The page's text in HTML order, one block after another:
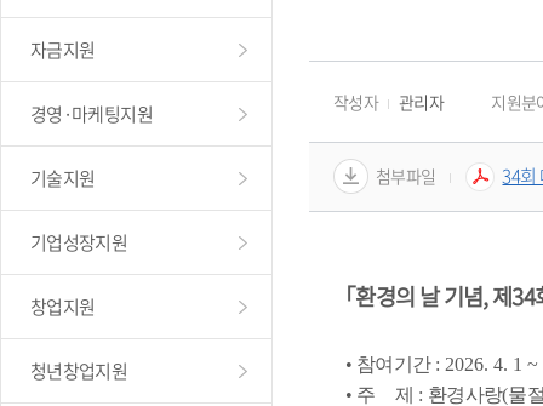
자금지원
경영·마케팅지원
기술지원
기업성장지원
창업지원
청년창업지원
작성자 관리자 지원분
첨부파일 34회
「환경의 날 기념, 제
• 참여기간 : 2026. 4. 1 ~
• 주     제 : 환경사랑(물